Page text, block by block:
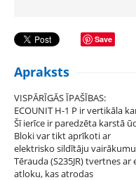
Save
Apraksts
VISPĀRĪGĀS ĪPAŠĪBAS:
ECOUNIT H-1 P ir vertikāla
Šī ierīce ir paredzēta karstā
Bloki var tikt aprīkoti ar
elektrisko sildītāju
Tērauda (S235JR) tvertnes
atloku, kas atrodas